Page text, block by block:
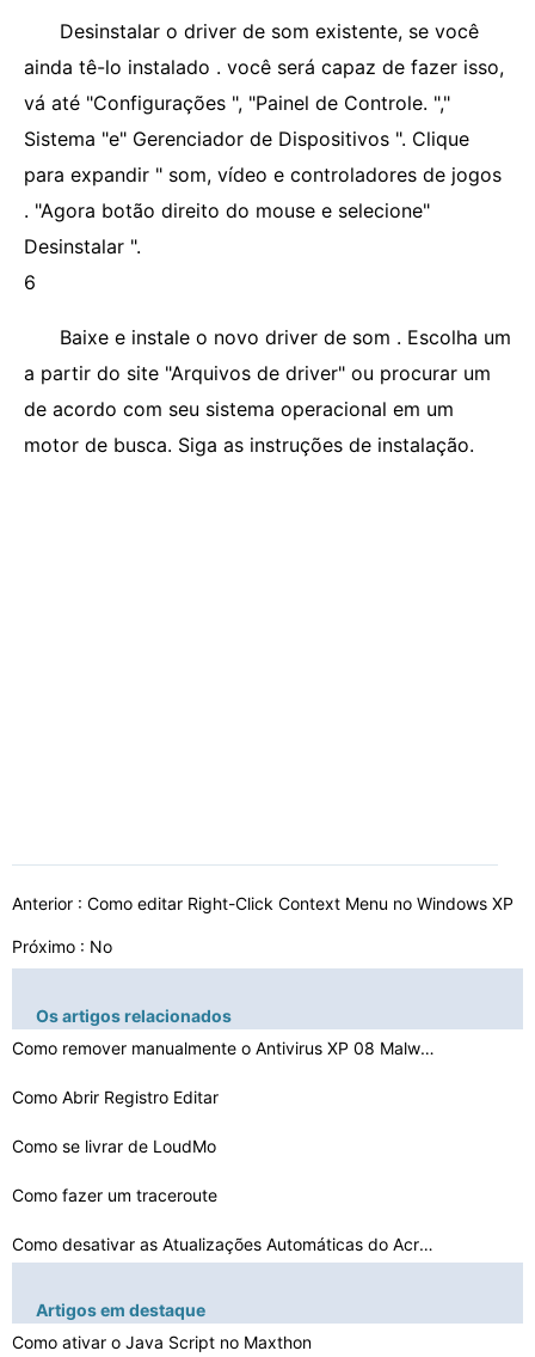
Desinstalar o driver de som existente, se você
ainda tê-lo instalado . você será capaz de fazer isso,
vá até "Configurações ", "Painel de Controle. ","
Sistema "e" Gerenciador de Dispositivos ". Clique
para expandir " som, vídeo e controladores de jogos
. "Agora botão direito do mouse e selecione"
Desinstalar ".
6
Baixe e instale o novo driver de som . Escolha um
a partir do site "Arquivos de driver" ou procurar um
de acordo com seu sistema operacional em um
motor de busca. Siga as instruções de instalação.
Anterior : Como editar Right-Click Context Menu no Windows XP
Próximo : No
Os artigos relacionados
Como remover manualmente o Antivirus XP 08 Malware
Como Abrir Registro Editar
Como se livrar de LoudMo
Como fazer um traceroute
Como desativar as Atualizações Automáticas do Acroba…
Como alterar Wallpaper em XP
Artigos em destaque
Como ativar o Java Script no Maxthon